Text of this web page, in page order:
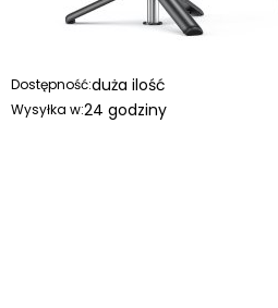
Dostępność:duża ilość
Wysyłka w:24 godziny